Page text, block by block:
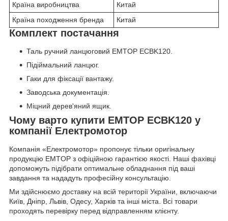
Країна виробництва
Китай
Країна походження бренда
Китай
Комплект постачання
Таль ручний ланцюговий EMTOP ECBK120.
Підіймальний ланцюг.
Гаки для фіксації вантажу.
Заводська документація.
Міцний дерев'яний ящик.
Чому варто купити EMTOP ECBK120 у
компанії Електромотор
Компанія «Електромотор» пропонує тільки оригінальну
продукцію EMTOP з офіційною гарантією якості. Наші фахівці
допоможуть підібрати оптимальне обладнання під ваші
завдання та нададуть професійну консультацію.
Ми здійснюємо доставку на всій території України, включаючи
Київ, Дніпр, Львів, Одесу, Харків та інші міста. Всі товари
проходять перевірку перед відправленням клієнту.